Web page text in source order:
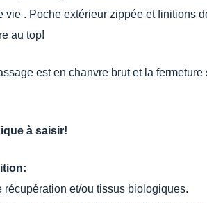
vie . Poche extérieur zippée et finitions
au top!
est en chanvre brut et la
à saisir!
récupération et/ou tissus biologiques.